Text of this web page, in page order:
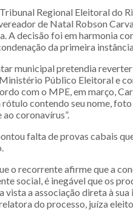
Regional Eleitoral do
de Natal Robson
A decisão foi em harmonia
da primeira
municipal pretendia
Público Eleitoral e
com o MPE, em março,
contendo seu nome, foto
coronavírus”.
falta de provas cabais
o recorrente afirme que a
social, é inegável que os
vista a associação direta à
do processo, juíza